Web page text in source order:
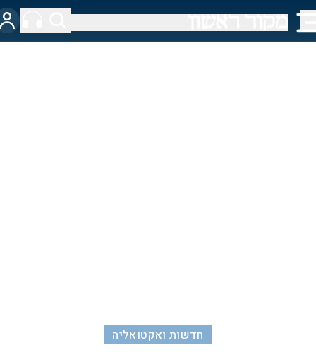
חדשות ואקטואליה